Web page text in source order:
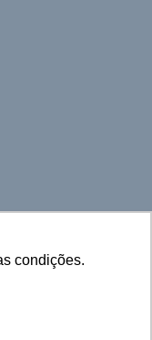
condições.